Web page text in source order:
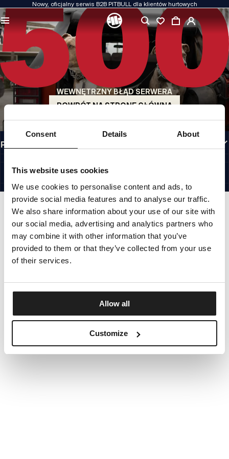
Consent Details About
This website uses cookies
We use cookies to personalise content and ads, to
provide social media features and to analyse our traffic.
We also share information about your use of our site with
our social media, advertising and analytics partners who
may combine it with other information that you’ve
provided to them or that they’ve collected from your use
of their services.
Allow all
Customize
Nowy, oficjalny serwis B2B PITBULL dla klientów hurtowych
WEWNĘTRZNY BŁĄD SERWERA
POWRÓT NA STRONĘ GŁÓWNĄ
JAKOŚĆ TO DLA NAS PRIORYTET
Naszą odzież produkujemy z pasją. Nie idziemy na kompromis w kwestiach
wytrzymałości, długowieczności materiałów i dbałości o detal.
US ORIGIN
Nasze korzenie sięgają San Diego z początku lat 90-tych XX wieku. Nasz styl jest
surowy, autentyczny i bezkompromisowy.
MARKA Z CHARAKTEREM
Nasze kolekcje wybierają sportowcy, fighterzy i uparci indywidualiści.
INFORMACJE
PRZYDATNE LINKI
©1997 - 2026 PITBULL SP. Z O.O. ALL RIGHTS RESERVED.
SITE CREDITS
IDŹ DO GÓRY